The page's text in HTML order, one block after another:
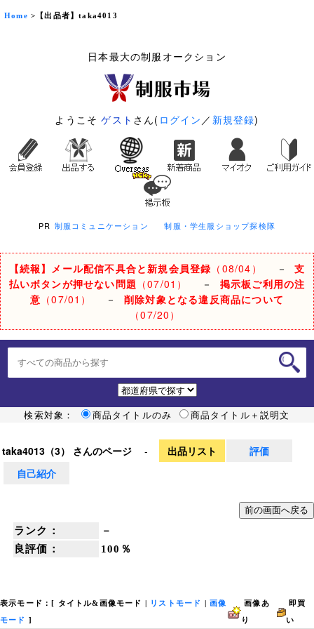
Home >【出品者】taka4013
日本最大の制服オークション
ようこそゲスト さん( ログイン ／ 新規登録)
PR 制服コミュニケーション 制服・学生服ショップ探検隊
【続報】メール配信不具合と新規会員登録 （08/04） －支
払いボタンが押せない問題 （07/01） － 掲示板ご利用の注
意 （07/01） － 削除対象となる違反商品について
（07/20）
検索対象： 商品タイトルのみ 商品タイトル＋説明文
taka4013（3） さんのページ - 出品リスト
評価
自己紹介
ランク：
－
良評価：
100％
表示モード：[ タイトル&画像モード リストモード |画像
モード ]
画像あ
り
即買
い